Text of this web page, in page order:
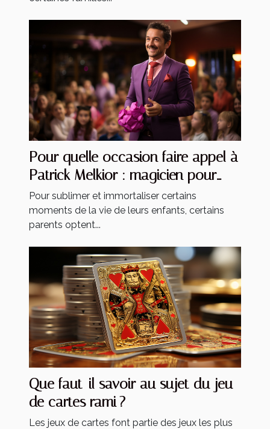
Pour quelle occasion faire appel à
Patrick Melkior : magicien pour
enfants ?
Pour sublimer et immortaliser certains
moments de la vie de leurs enfants, certains
parents optent...
Que faut-il savoir au sujet du jeu
de cartes rami ?
Les jeux de cartes font partie des jeux les plus